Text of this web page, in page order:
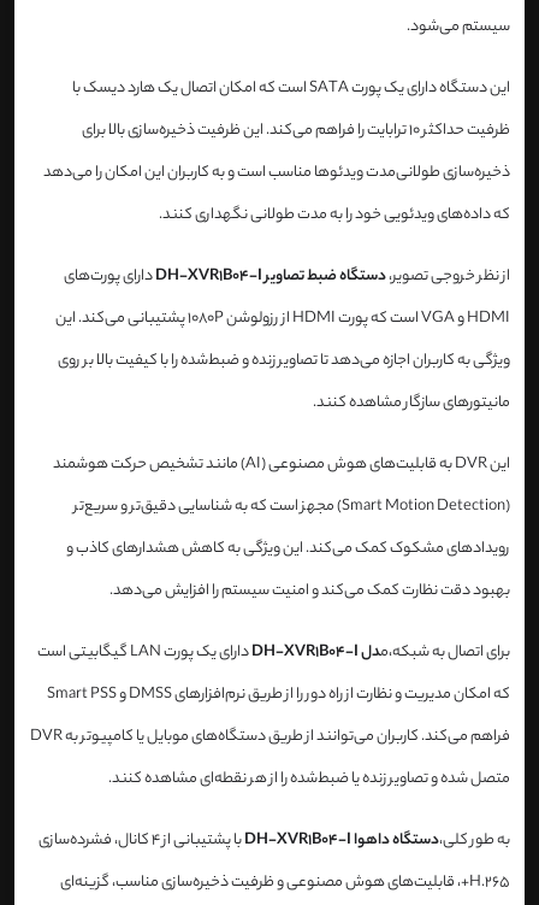
سیستم می‌شود.
این دستگاه دارای یک پورت SATA است که امکان اتصال یک هارد دیسک با
ظرفیت حداکثر 10 ترابایت را فراهم می‌کند. این ظرفیت ذخیره‌سازی بالا برای
ذخیره‌سازی طولانی‌مدت ویدئوها مناسب است و به کاربران این امکان را می‌دهد
که داده‌های ویدئویی خود را به مدت طولانی نگهداری کنند.
از نظر خروجی تصویر،دستگاه ضبط تصاویر DH-XVR1B04-I
دارای پورت‌های
HDMI و VGA است که پورت HDMI از رزولوشن 1080P پشتیبانی می‌کند. این
ویژگی به کاربران اجازه می‌دهد تا تصاویر زنده و ضبط‌شده را با کیفیت بالا بر روی
مانیتورهای سازگار مشاهده کنند.
این DVR به قابلیت‌های هوش مصنوعی (AI) مانند تشخیص حرکت هوشمند
(Smart Motion Detection) مجهز است که به شناسایی دقیق‌تر و سریع‌تر
رویدادهای مشکوک کمک می‌کند. این ویژگی به کاهش هشدارهای کاذب و
بهبود دقت نظارت کمک می‌کند و امنیت سیستم را افزایش می‌دهد.
برای اتصال به شبکه،مدل DH-XVR1B04-I
دارای یک پورت LAN گیگابیتی است
که امکان مدیریت و نظارت از راه دور را از طریق نرم‌افزارهای DMSS و Smart PSS
فراهم می‌کند. کاربران می‌توانند از طریق دستگاه‌های موبایل یا کامپیوتر به DVR
متصل شده و تصاویر زنده یا ضبط‌شده را از هر نقطه‌ای مشاهده کنند.
به طور کلی،دستگاه داهوا DH-XVR1B04-I
با پشتیبانی از 4 کانال، فشرده‌سازی
H.265+، قابلیت‌های هوش مصنوعی و ظرفیت ذخیره‌سازی مناسب، گزینه‌ای